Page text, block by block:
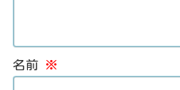
名前 ※